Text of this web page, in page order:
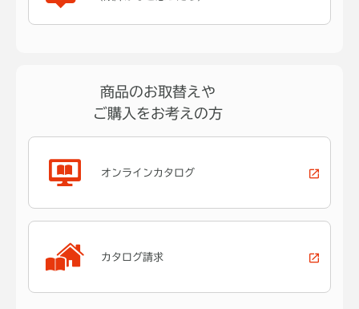
商品のお取替えや
ご購入をお考えの方
オンラインカタログ
カタログ請求